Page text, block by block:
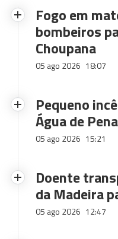
Fogo em
bombeiros
Choupana
05 ago 2026 18:07
Pequeno
Água de Pena
05 ago 2026 15:21
Doente
da Madeira
05 ago 2026 12:47